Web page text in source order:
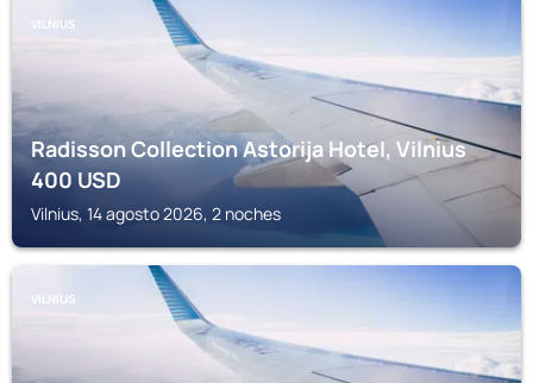
VILNIUS
Radisson Collection Astorija Hotel, Vilnius
400USD
Vilnius, 14 agosto 2026, 2 noches
VILNIUS